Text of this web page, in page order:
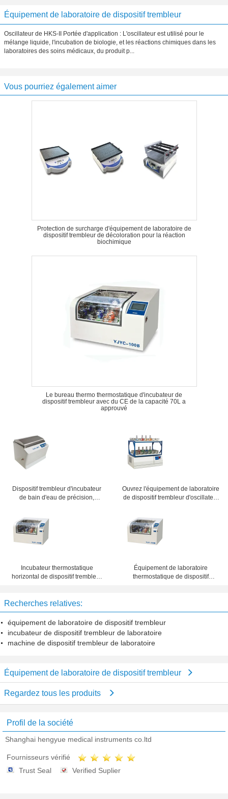
Équipement de laboratoire de dispositif trembleur
Oscillateur de HKS-II Portée d'application : L'oscillateur est utilisé pour le
mélange liquide, l'incubation de biologie, et les réactions chimiques dans les
laboratoires des soins médicaux, du produit p...
Vous pourriez également aimer
Protection de surcharge d'équipement de laboratoire de
dispositif trembleur de décoloration pour la réaction
biochimique
Le bureau thermo thermostatique d'incubateur de
dispositif trembleur avec du CE de la capacité 70L a
approuvé
Dispositif trembleur d'incubateur
de bain d'eau de précision,
données d'USB
Ouvrez l'équipement de laboratoire
de dispositif trembleur d'oscillateur
Incubateur thermostatique
horizontal de dispositif trembleur
Équipement de laboratoire
thermostatique de dispositif
Recherches relatives:
équipement de laboratoire de dispositif trembleur
incubateur de dispositif trembleur de laboratoire
machine de dispositif trembleur de laboratoire
Équipement de laboratoire de dispositif trembleur
Regardez tous les produits
Profil de la société
Shanghai hengyue medical instruments co.ltd
Fournisseurs vérifié
Trust Seal
Verified Suplier